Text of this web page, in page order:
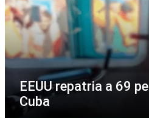
EEUU repatria a 69
Cuba